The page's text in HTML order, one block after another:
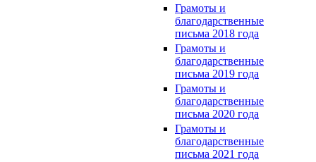
Грамоты и
благодарственные
письма 2018 года
Грамоты и
благодарственные
письма 2019 года
Грамоты и
благодарственные
письма 2020 года
Грамоты и
благодарственные
письма 2021 года